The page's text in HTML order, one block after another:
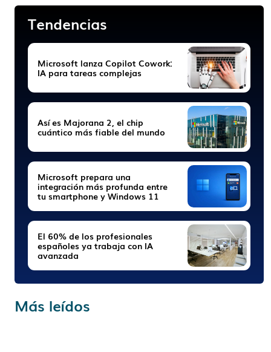
Tendencias
Microsoft lanza Copilot Cowork:
IA para tareas complejas
Así es Majorana 2, el chip
cuántico más fiable del mundo
Microsoft prepara una
integración más profunda entre
tu smartphone y Windows 11
El 60% de los profesionales
españoles ya trabaja con IA
avanzada
Más leídos